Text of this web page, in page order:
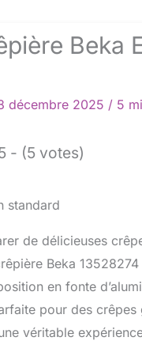
Beka
décembre 2025 / 5
- (5 votes)
de délicieuses
Beka
en fonte
pour des crêpes
véritable